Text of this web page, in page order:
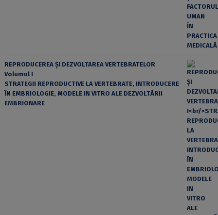
REPRODUCEREA ȘI DEZVOLTAREA VERTEBRATELOR
Volumul I
STRATEGII REPRODUCTIVE LA VERTEBRATE, INTRODUCERE
ÎN EMBRIOLOGIE, MODELE IN VITRO ALE DEZVOLTĂRII
EMBRIONARE